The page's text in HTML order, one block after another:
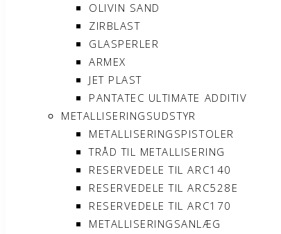
OLIVIN SAND
ZIRBLAST
GLASPERLER
ARMEX
JET PLAST
PANTATEC ULTIMATE ADDITIV
METALLISERINGSUDSTYR
METALLISERINGSPISTOLER
TRÅD TIL METALLISERING
RESERVEDELE TIL ARC140
RESERVEDELE TIL ARC528E
RESERVEDELE TIL ARC170
METALLISERINGSANLÆG